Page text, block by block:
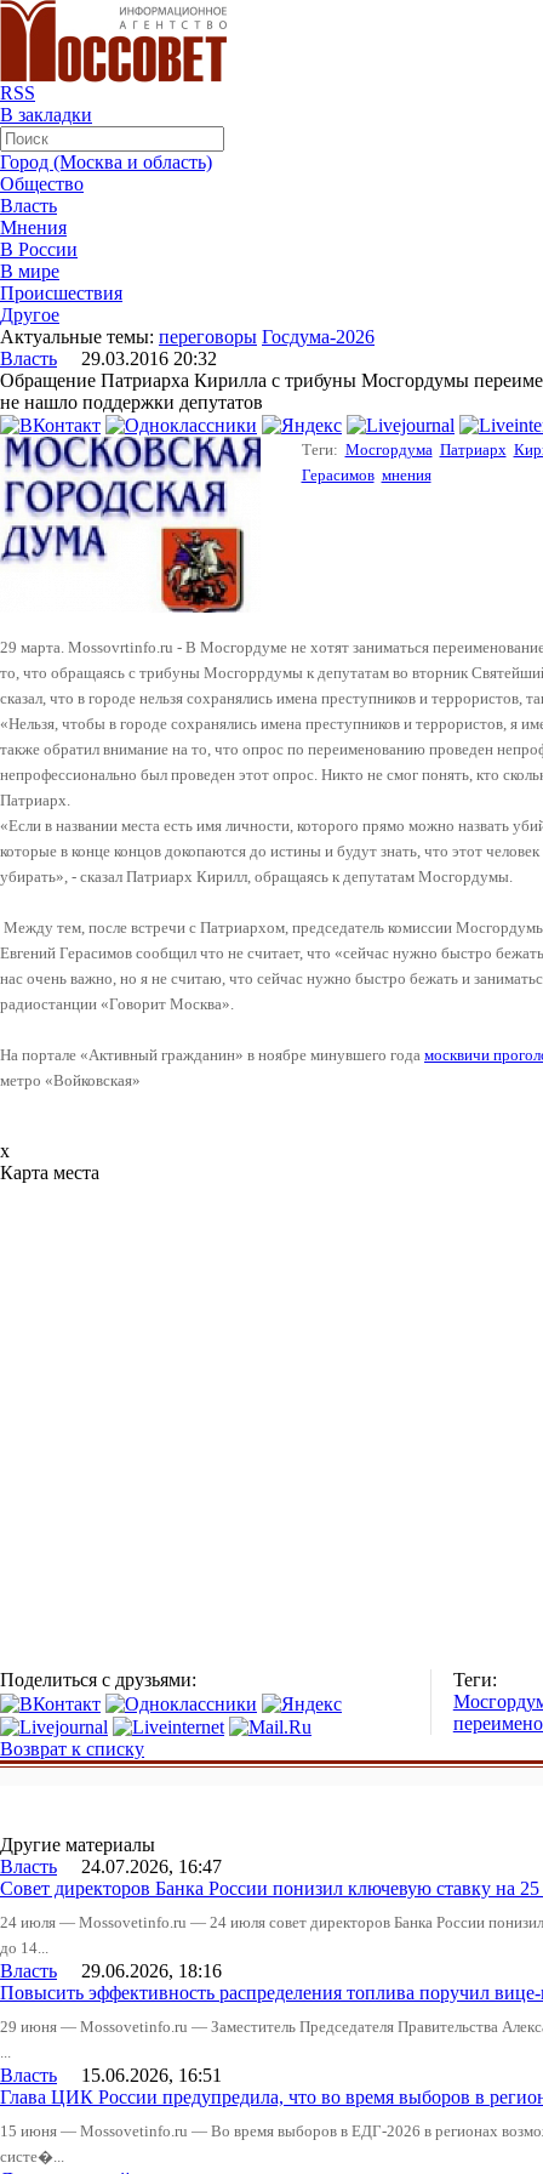
RSS
В закладки
Город (Москва и область)
Общество
Власть
Мнения
В России
В мире
Происшествия
Другое
Актуальные темы: переговоры Госдума-2026
Власть 29.03.2016 20:32
Обращение Патриарха Кирилла с трибуны Мосгордумы
не нашло поддержки депутатов
Теги: Мосгордума Патриарх
Герасимов мнения
29 марта. Mossovrtinfo.ru - В Мосгордуме не хотят заниматься
то, что обращаясь с трибуны Мосгоррдумы к депутатам во вторник
сказал, что в городе нельзя сохранялись имена преступников и террористов,
«Нельзя, чтобы в городе сохранялись имена преступников и террористов, я
также обратил внимание на то, что опрос по переименованию проведен
непрофессионально был проведен этот опрос. Никто не смог понять, кто
Патриарх.
«Если в названии места есть имя личности, которого прямо можно назвать
которые в конце концов докопаются до истины и будут знать, что этот
убирать», - сказал Патриарх Кирилл, обращаясь к депутатам Мосгордумы.
Между тем, после встречи с Патриархом, председатель комиссии
Евгений Герасимов сообщил что не считает, что «сейчас нужно быстро
нас очень важно, но я не считаю, что сейчас нужно быстро бежать и
радиостанции «Говорит Москва».
На портале «Активный гражданин» в ноябре минувшего года москвичи
метро «Войковская»
x
Карта места
Поделиться с друзьями:
Теги:
Возврат к списку
Другие материалы
Власть 24.07.2026, 16:47
Совет директоров Банка России понизил ключевую ставку на
24 июля — Mossovetinfo.ru — 24 июля совет директоров Банка России
до 14...
Власть 29.06.2026, 18:16
Повысить эффективность распределения топлива поручил
29 июня — Mossovetinfo.ru — Заместитель Председателя Правительства
...
Власть 15.06.2026, 16:51
Глава ЦИК России предупредила, что во время выборов в
15 июня — Mossovetinfo.ru — Во время выборов в ЕДГ-2026 в регионах
систе�...